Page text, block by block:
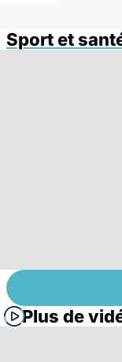
Sport et
Plus de